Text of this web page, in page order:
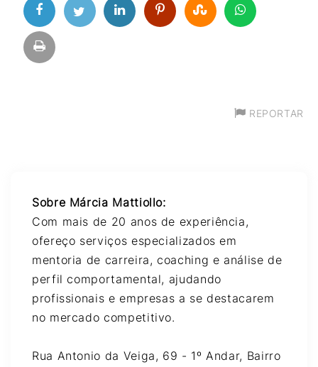
REPORTAR
Sobre Márcia Mattiollo:
Com mais de 20 anos de experiência,
ofereço serviços especializados em
mentoria de carreira, coaching e análise de
perfil comportamental, ajudando
profissionais e empresas a se destacarem
no mercado competitivo.
Rua Antonio da Veiga, 69 - 1º Andar, Bairro